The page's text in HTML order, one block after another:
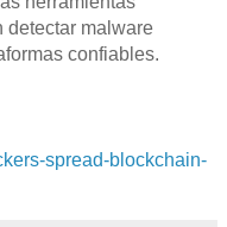
detectar malware
confiables.
spread-blockchain-